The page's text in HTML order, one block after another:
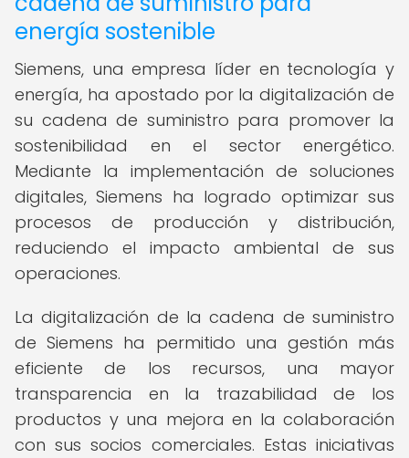
energía sostenible
Siemens, una empresa líder en tecnología y
energía, ha apostado por la digitalización de
su cadena de suministro para promover la
sostenibilidad en el sector energético.
Mediante la implementación de soluciones
digitales, Siemens ha logrado optimizar sus
procesos de producción y distribución,
reduciendo el impacto ambiental de sus
operaciones.
La digitalización de la cadena de suministro
de Siemens ha permitido una gestión más
eficiente de los recursos, una mayor
transparencia en la trazabilidad de los
productos y una mejora en la colaboración
con sus socios comerciales. Estas iniciativas